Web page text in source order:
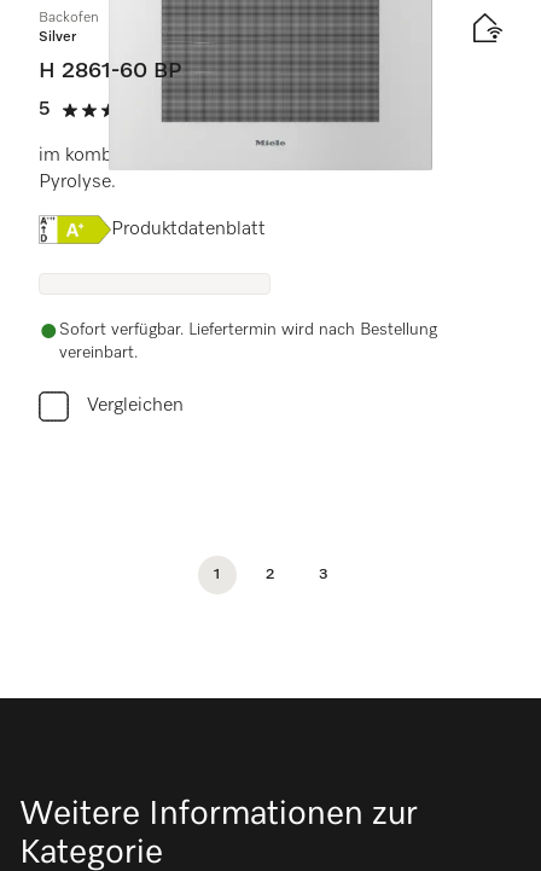
Backofen
Silver
H 2861-60 BP
5
5 von 5 Sternen
(3 Bewertungen)
im kombinierbaren Design mit Vernetzung und
Pyrolyse.
Onlinelabel Image, Energielabel
Produktdatenblatt
Sofort verfügbar. Liefertermin wird nach Bestellung
vereinbart.
Vergleichen
1 2 3
Weitere Informationen zur
Kategorie